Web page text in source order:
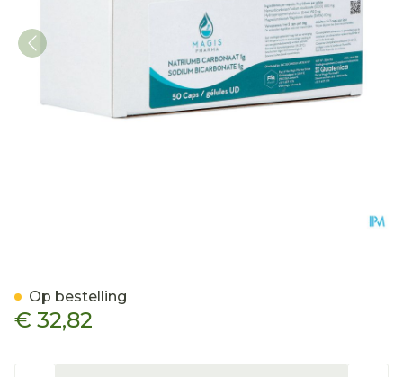
€ 32,82
Op bestelling